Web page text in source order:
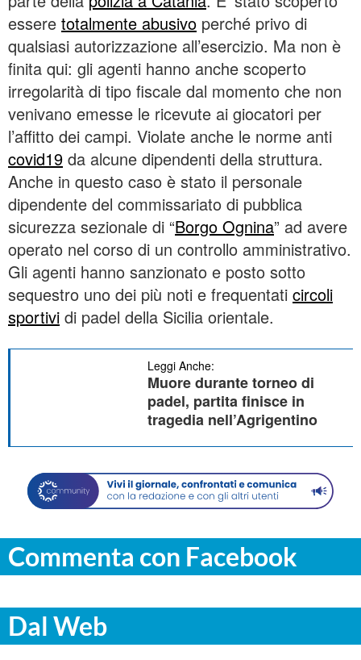
essere totalmente abusivo perché privo di
qualsiasi autorizzazione all’esercizio. Ma non è
finita qui: gli agenti hanno anche scoperto
irregolarità di tipo fiscale dal momento che non
venivano emesse le ricevute ai giocatori per
l’affitto dei campi. Violate anche le norme anti
covid19 da alcune dipendenti della struttura.
Anche in questo caso è stato il personale
dipendente del commissariato di pubblica
sicurezza sezionale di “Borgo Ognina” ad avere
operato nel corso di un controllo amministrativo.
Gli agenti hanno sanzionato e posto sotto
sequestro uno dei più noti e frequentati circoli
sportivi di padel della Sicilia orientale.
Leggi Anche:
Muore durante torneo di
padel, partita finisce in
tragedia nell’Agrigentino
Commenta con Facebook
Dal Web